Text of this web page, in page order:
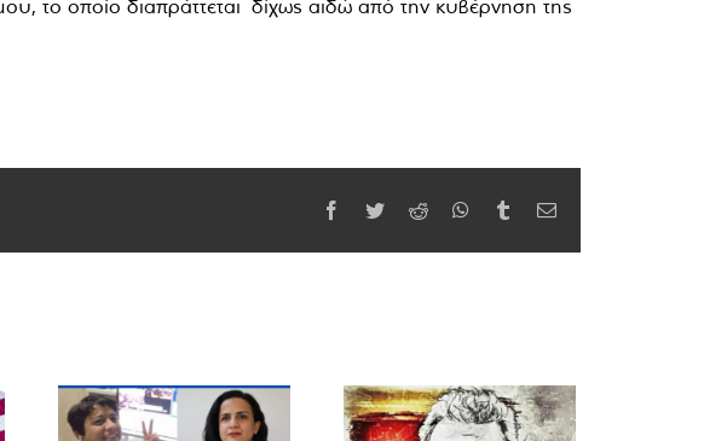
το οποίο διαπράττεται δίχως αιδώ από την κυβέρνηση της
Facebook
TwitterReddit WhatsApp
TumblrEmail